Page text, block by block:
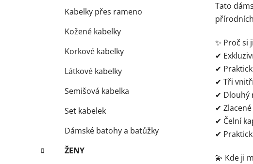
Kabelky přes rameno
Kožené kabelky
Korkové kabelky
Látkové kabelky
Semišová kabelka
Set kabelek
Dámské batohy a batůžky
ŽENY
Tato
✨ Proč si
✔
✔
✔ Tři
✔ Dlouhý
✔
✔ Čelní
✔
💫 Kde ji